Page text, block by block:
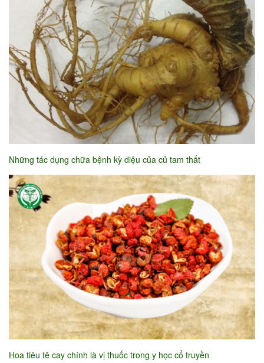
Những tác dụng chữa bệnh kỳ diệu của củ tam thất
Hoa tiêu tê cay chính là vị thuốc trong y học cổ truyền